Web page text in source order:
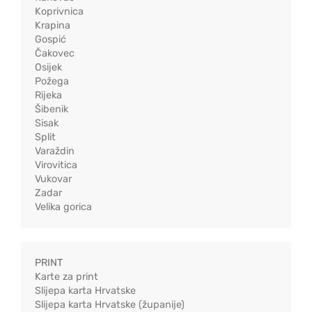
Koprivnica
Krapina
Gospić
Čakovec
Osijek
Požega
Rijeka
Šibenik
Sisak
Split
Varaždin
Virovitica
Vukovar
Zadar
Velika gorica
PRINT
Karte za print
Slijepa karta Hrvatske
Slijepa karta Hrvatske (županije)